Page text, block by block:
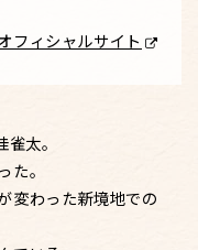
フィシャルサイト
太。
た。
変わった新境地での